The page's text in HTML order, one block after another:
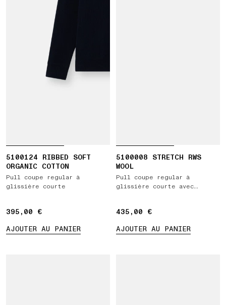
5100124 RIBBED SOFT
ORGANIC COTTON
Pull coupe regular à
glissière courte
395,00 €
395,00 €
AJOUTER AU PANIER
5100008 STRETCH RWS
WOOL
Pull coupe regular à
glissière courte avec
435,00 €
435,00 €
AJOUTER AU PANIER